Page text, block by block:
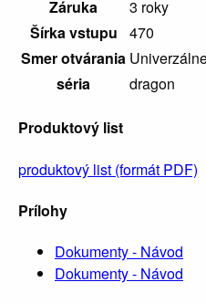
Záruka
3 roky
Šírka vstupu
470
Smer otvárania
séria
dragon
Produktový list
produktový list (formát PDF)
Prílohy
Dokumenty - Návod
Dokumenty - Návod